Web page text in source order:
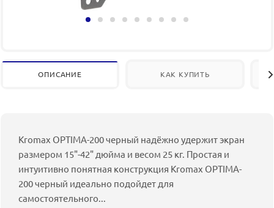
ОПИСАНИЕ КАК КУПИТЬ
Kromax OPTIMA-200 черный надёжно удержит экран
размером 15"-42" дюйма и весом 25 кг. Простая и
интуитивно понятная конструкция Kromax OPTIMA-
200 черный идеально подойдет для
самостоятельного...